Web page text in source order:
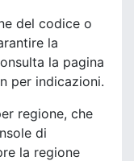
del codice o
la
la pagina
per indicazioni.
regione, che
di
la regione